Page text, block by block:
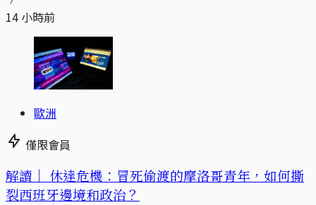
14 小時前
歐洲
僅限會員
解讀｜ 休達危機：冒死偷渡的摩洛哥青年，如何撕
裂西班牙邊境和政治？